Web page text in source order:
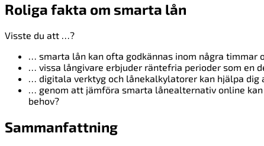
Roliga fakta om smarta lån
Visste du att …?
… smarta lån kan ofta godkännas inom några timmar
… vissa långivare erbjuder räntefria perioder som en
… digitala verktyg och lånekalkylatorer kan hjälpa
… genom att jämföra smarta lånealternativ online
behov?
Sammanfattning